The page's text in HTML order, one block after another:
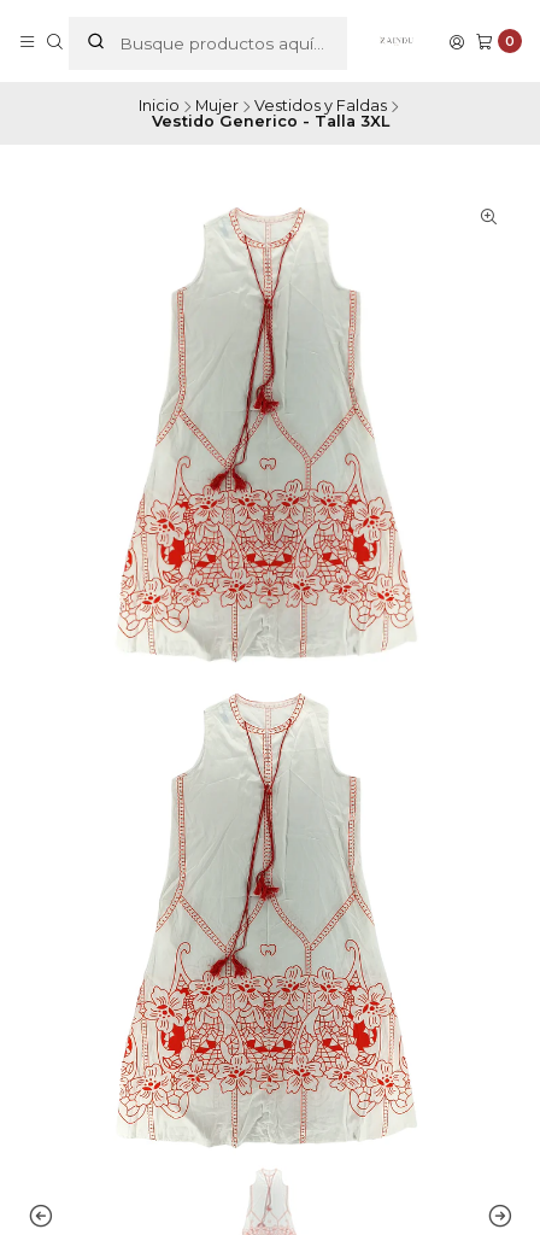
0
Inicio Mujer
Vestidos y Faldas
Vestido Generico - Talla 3XL